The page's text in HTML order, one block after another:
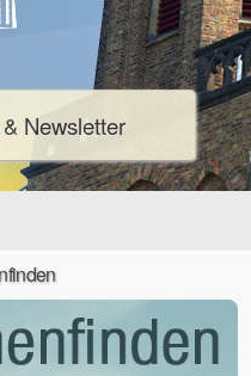
Newsletter